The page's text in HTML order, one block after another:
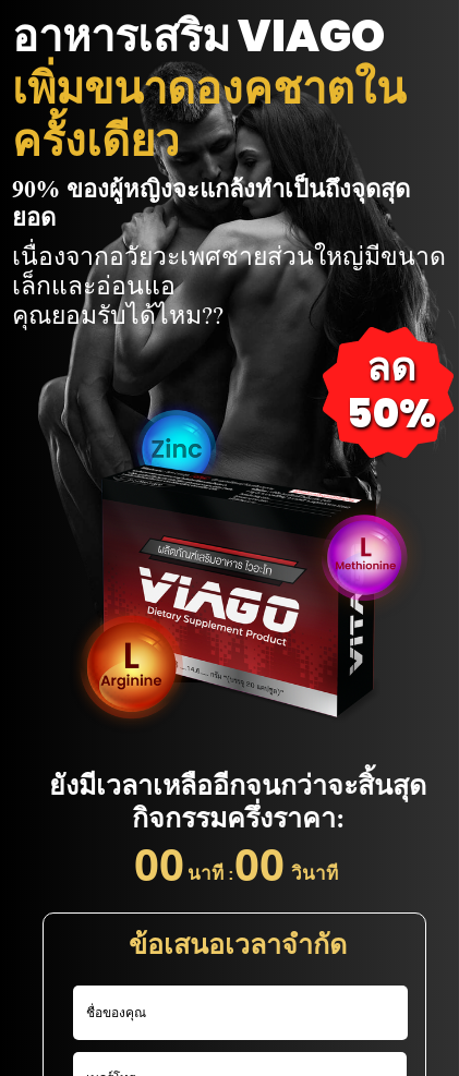
อาหารเสริมVIAGO
เพิ่มขนาดองคชาตใน
ครั้งเดียว
90% ของผู้หญิงจะแกล้งทำเป็นถึงจุดสุด
ยอด
เนื่องจากอวัยวะเพศชายส่วนใหญ่มีขนาด
เล็กและอ่อนแอ
คุณยอมรับได้ไหม??
ลด
50%
ยังมีเวลาเหลืออีกจนกว่าจะสิ้นสุด
กิจกรรมครึ่งราคา:
00 00
นาที : วินาที
ข้อเสนอเวลาจำกัด